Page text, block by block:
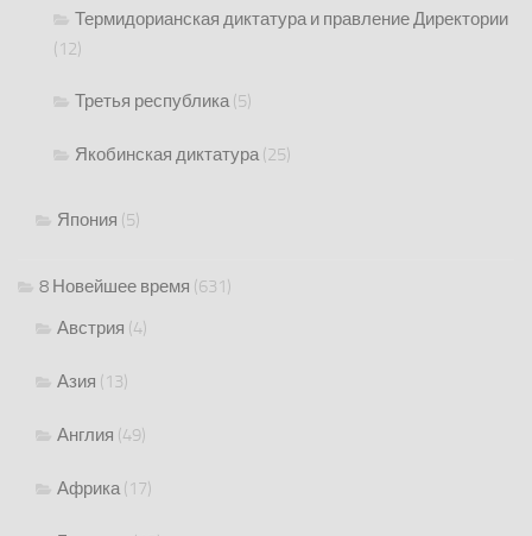
Термидорианская диктатура и правление Директории
(12)
Третья республика (5)
Якобинская диктатура (25)
Япония (5)
8 Новейшее время (631)
Австрия (4)
Азия (13)
Англия (49)
Африка (17)